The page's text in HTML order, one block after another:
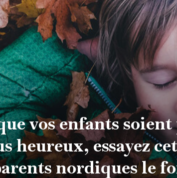
vos enfants
heureux, essayez
nordiques le